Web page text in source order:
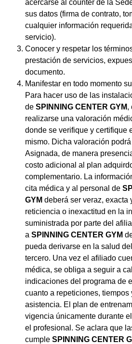
acercarse al counter de la
sus datos (firma de contrato,
cualquier información
servicio).
Conocer y respetar los
prestación de servicios,
documento.
Manifestar en todo momento
Para hacer uso de las
de SPINNING CENTER GYM,
realizarse una valoración
donde se verifique y certifique
mismo. Dicha valoración
Asignada, de manera
costo adicional al plan
complementario. La
cita médica y al personal de
GYM deberá ser veraz, exacta
reticiencia o inexactitud en la
suministrada por parte del
a SPINNING CENTER GYM
pueda derivarse en la salud
tercero. Una vez el afiliado
médica, se obliga a seguir a
indicaciones del programa de
cuanto a repeticiones, tiempos
asistencia. El plan de
vigencia únicamente durante
el profesional. Se aclara que
cumple SPINNING CENTER